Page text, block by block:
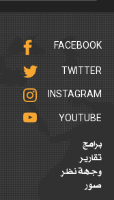
FACEBOOK
TWITTER
INSTAGRAM
YOUTUBE
برامج
تقارير
وجهة نظر
صور